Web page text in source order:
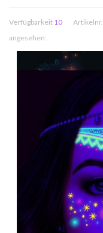
Verfügbarkeit 10 Artikelnr.
angesehen: